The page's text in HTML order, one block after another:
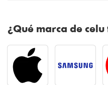
¿Qué marca de celu